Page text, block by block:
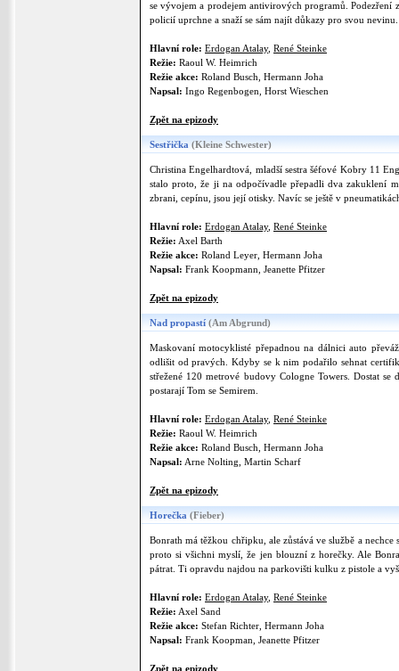
se vývojem a prodejem antivirových programů.
policií uprchne a snaží se sám najít důkazy pro svou nevinu.
Hlavní role: Erdogan Atalay, René Steinke
Režie: Raoul W. Heimrich
Režie akce: Roland Busch, Hermann Joha
Napsal: Ingo Regenbogen, Horst Wieschen
Zpět na epizody
Sestřička (Kleine Schwester)
Christina Engelhardtová, mladší sestra šéfové Kobry 11
stalo proto, že ji na odpočívadle přepadli dva zakuklení
zbrani, cepínu, jsou její otisky. Navíc se ještě v
Hlavní role: Erdogan Atalay, René Steinke
Režie: Axel Barth
Režie akce: Roland Leyer, Hermann Joha
Napsal: Frank Koopmann, Jeanette Pfitzer
Zpět na epizody
Nad propastí (Am Abgrund)
Maskovaní motocyklisté přepadnou na dálnici auto
odlišit od pravých. Kdyby se k nim podařilo sehnat
střežené 120 metrové budovy Cologne Towers. Dostat
postarají Tom se Semirem.
Hlavní role: Erdogan Atalay, René Steinke
Režie: Raoul W. Heimrich
Režie akce: Roland Busch, Hermann Joha
Napsal: Arne Nolting, Martin Scharf
Zpět na epizody
Horečka (Fieber)
Bonrath má těžkou chřipku, ale zůstává ve službě a
proto si všichni myslí, že jen blouzní z horečky. Ale
pátrat. Ti opravdu najdou na parkovišti kulku z pistole a
Hlavní role: Erdogan Atalay, René Steinke
Režie: Axel Sand
Režie akce: Stefan Richter, Hermann Joha
Napsal: Frank Koopman, Jeanette Pfitzer
Zpět na epizody